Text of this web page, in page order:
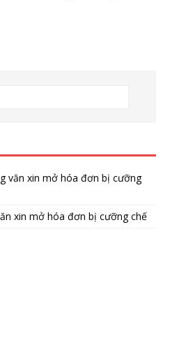
văn xin mở hóa đơn bị cưỡng
xin mở hóa đơn bị cưỡng chế